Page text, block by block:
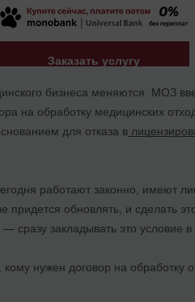
Заказать услугу
бизнеса меняются. МОЗ
на обработку медицинских
для отказа в
работают законно, имеют
обновлять, и сделать
сразу закладывать это условие
нужен договор на обработку